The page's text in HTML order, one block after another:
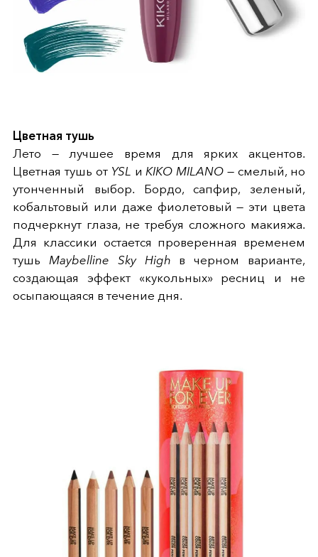
Цветная тушь
Лето — лучшее время для ярких акцентов.
Цветная тушь от YSL иKIKO MILANO — смелый, но
утонченный выбор. Бордо, сапфир, зеленый,
кобальтовый или даже фиолетовый — эти цвета
подчеркнут глаза, не требуя сложного макияжа.
Для классики остается проверенная временем
тушь Maybelline Sky High в черном варианте,
создающая эффект «кукольных» ресниц и не
осыпающаяся в течение дня.